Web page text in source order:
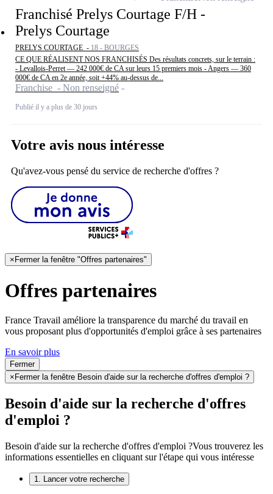
Franchisé Prelys Courtage F/H -
Prelys Courtage
PRELYS COURTAGE - 18 - BOURGES
CE QUE RÉALISENT NOS FRANCHISÉS Des résultats concrets, sur le terrain :
- Levallois-Perret — 242 000€ de CA sur leurs 15 premiers mois - Angers — 360
000€ de CA en 2e année, soit +44% au-dessus de...
Franchise - Non renseigné
Publié il y a plus de 30 jours
Votre avis nous intéresse
Qu'avez-vous pensé du service de recherche d'offres ?
× Fermer la fenêtre "Offres partenaires"
Offres partenaires
France Travail améliore la transparence du marché du travail en
vous proposant plus d'opportunités d'emploi grâce à ses partenaires
En savoir plus
Fermer
× Fermer la fenêtre Besoin d'aide sur la recherche d'offres d'emploi ?
Besoin d'aide sur la recherche d'offres
d'emploi ?
Besoin d'aide sur la recherche d'offres d'emploi ?Vous trouverez les
informations essentielles en cliquant sur l'étape qui vous intéresse
1. Lancer votre recherche